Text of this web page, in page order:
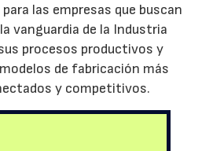
las empresas que buscan
vanguardia de la Industria
procesos productivos y
de fabricación más
y competitivos.